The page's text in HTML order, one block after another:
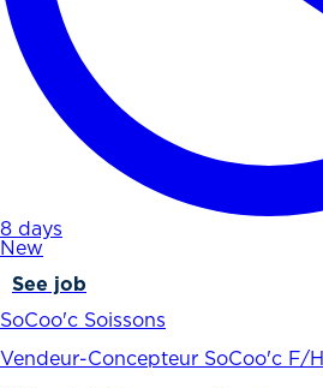
8 days
New
See job
SoCoo'c Soissons
Vendeur-Concepteur SoCoo'c F/H